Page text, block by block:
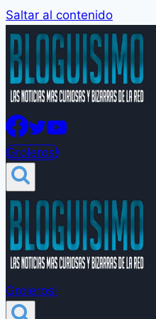
Saltar al contenido
Groleros!
Groleros!